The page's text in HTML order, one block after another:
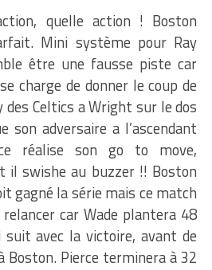
quelle action ! Boston
Mini système pour Ray
être une fausse piste car
charge de donner le coup de
des Celtics a Wright sur le dos
son adversaire a l’ascendant
réalise son go to move,
il swishe au buzzer !! Boston
gagné la série mais ce match
car Wade plantera 48
avec la victoire, avant de
Boston. Pierce terminera à 32